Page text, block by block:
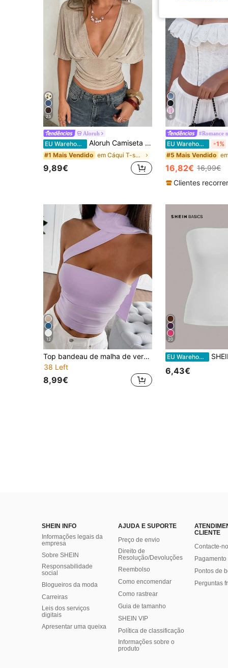
23
Aloruh
EU Warehouse Aloruh Camiseta feminina justa de manga curta com decote em V profundo e franzido na cor damasco
#1 Mais Vendido em Cáqui T-shirts minimalistas para o dia a dia
9,89€
6
#Romance
EU Warehouse -1%
#5 Mais Vendido
16,82€ 16,99€
12
Top bandeau de malha de verão para mulher, sem alças ajustável, blusa roxo claro, adequado para férias, festa, praia, formatura, regresso às aulas, aniversário, roupa de praia
38 Left
8,99€
20
EU Warehouse SHEIN BASICS Tops
6,43€
SHEIN INFO
Informações legais da
empresa
Sobre SHEIN
Responsabilidade
social
Blogueiros da moda
Carreiras
Leis dos serviços
digitais
Apresentar uma queixa
AJUDA E SUPORTE
Preço de envio
Direito de
Resolução/Devoluções
Reembolso
Como encomendar
Como rastrear
Guia de tamanho
SHEIN VIP
Política de classificação
​Informações sobre o
produto
CLIENTE
Contacte-
Pontos de
Perguntas